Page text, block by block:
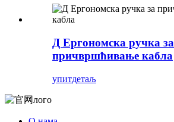
Д Ергономска ручка за
причвршћивање кабла
упитдетаљ